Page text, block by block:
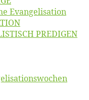
Evangelisation
PREDIGEN